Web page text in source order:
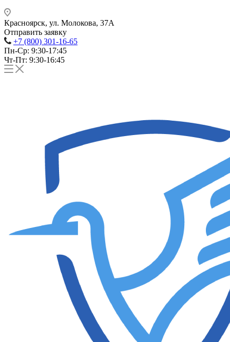
Красноярск, ул. Молокова, 37А
Отправить заявку
+7 (800) 301-16-65
Пн-Ср: 9:30-17:45
Чт-Пт: 9:30-16:45